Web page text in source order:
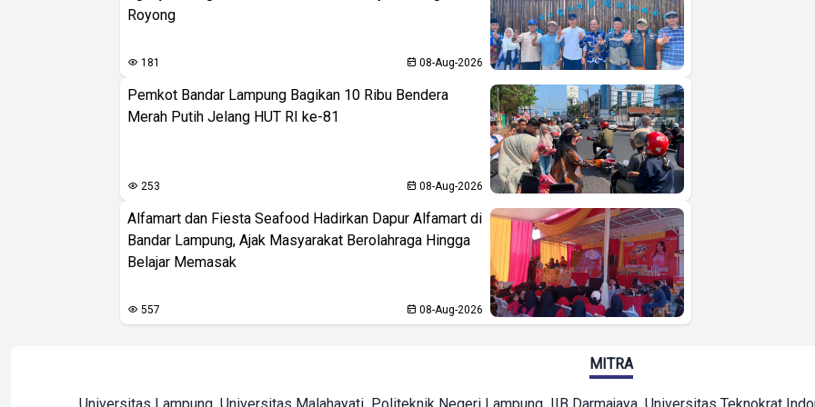
Royong
181 08-Aug-2026
Pemkot Bandar Lampung Bagikan 10 Ribu Bendera
Merah Putih Jelang HUT RI ke-81
253 08-Aug-2026
Alfamart dan Fiesta Seafood Hadirkan Dapur Alfamart di
Bandar Lampung, Ajak Masyarakat Berolahraga Hingga
Belajar Memasak
557 08-Aug-2026
MITRA